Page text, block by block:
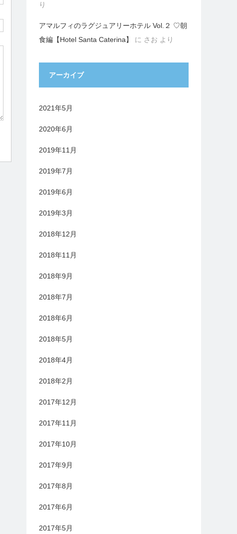
り
アマルフィのラグジュアリーホテル Vol.２ ♡朝
食編【Hotel Santa Caterina】
に さお より
アーカイブ
2021年5月
2020年6月
2019年11月
2019年7月
2019年6月
2019年3月
2018年12月
2018年11月
2018年9月
2018年7月
2018年6月
2018年5月
2018年4月
2018年2月
2017年12月
2017年11月
2017年10月
2017年9月
2017年8月
2017年6月
2017年5月